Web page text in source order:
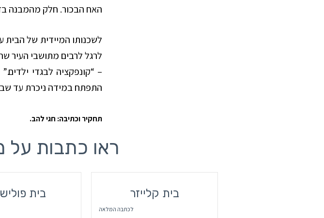
האח הבכור. חלק מהמבנה
לשכנותו המיידית של הבית
התפתח במידה ניכרת עד
תחקיר וכתיבה: חגי להב.
ראו כתבות על
בית בית קלייזר
לכתבה המלאה